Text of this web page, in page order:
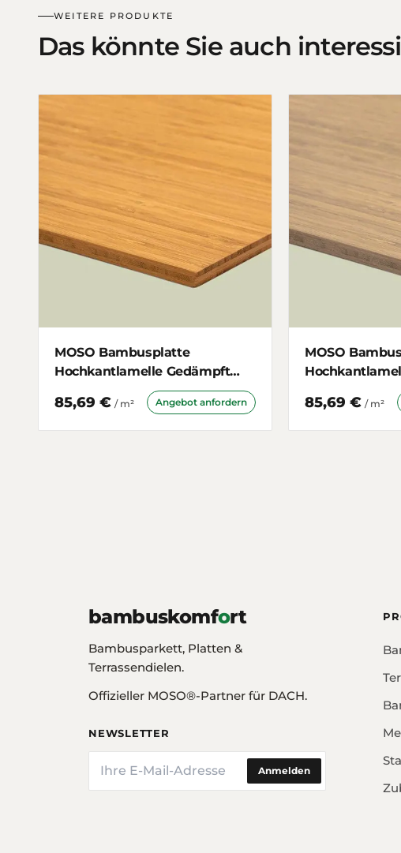
WEITERE PRODUKTE
Das könnte Sie auch
MOSO Bambusplatte
Hochkantlamelle Gedämpft
7mm 3-schichtig
85,69 € / m² Angebot anfordern
MOSO
85,69 € / m²
bambuskomfort
Bambusparkett, Platten &
Terrassendielen.
Offizieller MOSO®-Partner für DACH.
NEWSLETTER
E-Mail
Anmelden